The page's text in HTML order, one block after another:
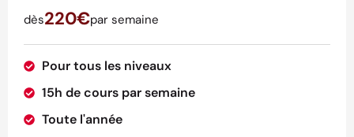
dès220€par semaine
Pour tous les niveaux
15h de cours par semaine
Toute l'année